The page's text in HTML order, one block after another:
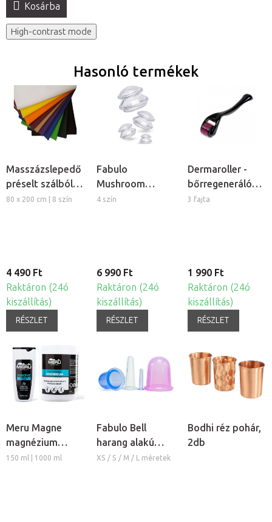
Kosárba
High-contrast mode
Hasonló termékek
Masszázslepedő
préselt szálból,
5db
80 x 200 cm | 8 szín
4 490 Ft
Raktáron (24ó
kiszállítás)
RÉSZLET
Fabulo
Mushroom
gomba alakú
4 szín
6 990 Ft
Raktáron (24ó
kiszállítás)
RÉSZLET
Dermaroller -
bőrregeneráló
tűs henger
3 fajta
1 990 Ft
Raktáron (24ó
kiszállítás)
RÉSZLET
Meru Magne
magnézium
masszázs krém
150 ml | 1000 ml
Fabulo Bell
harang alakú
szilikon köpöly
XS / S / M / L méretek
Bodhi réz pohár,
2db